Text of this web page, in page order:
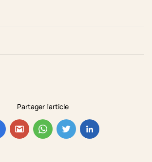
Partager l'article